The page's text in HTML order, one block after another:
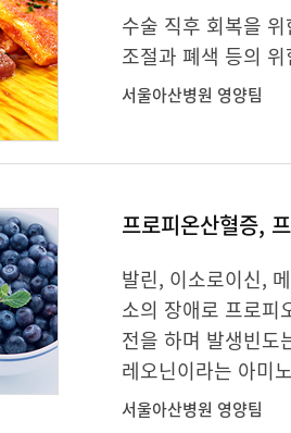
수술 직후 회복을
조절과 폐색 등의
서울아산병원 영양팀
프로피온산혈증,
발린, 이소로이신,
소의 장애로 프로피
전을 하며 발생빈도
레오닌이라는 아미
서울아산병원 영양팀